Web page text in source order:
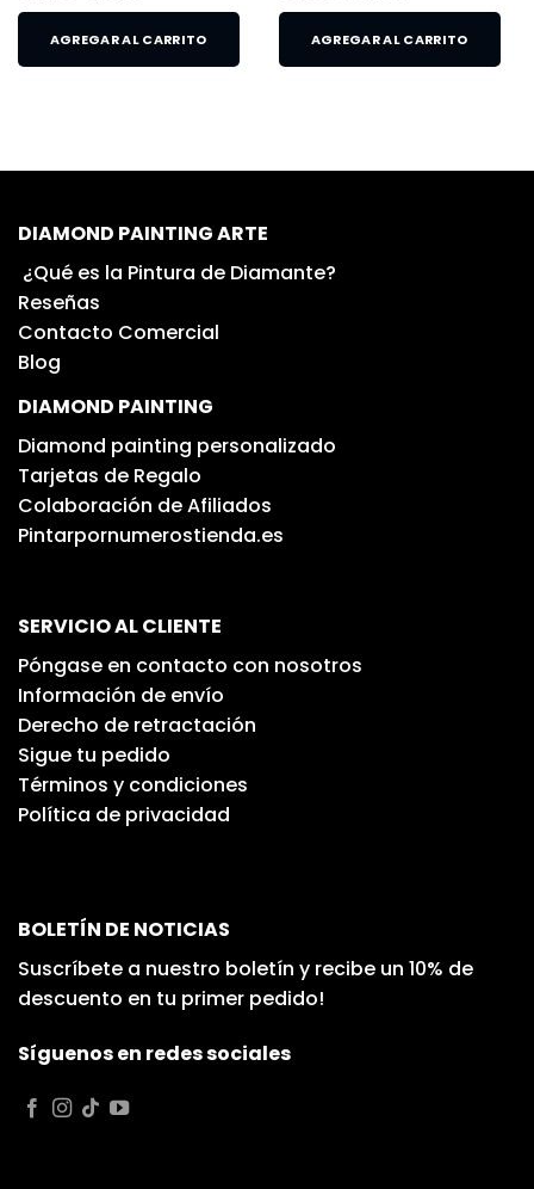
AGREGAR AL CARRITO AGREGAR AL CARRITO
DIAMOND PAINTING ARTE
¿Qué es la Pintura de Diamante?
Reseñas
Contacto Comercial
Blog
DIAMOND PAINTING
Diamond painting personalizado
Tarjetas de Regalo
Colaboración de Afiliados
Pintarpornumerostienda.es
SERVICIO AL CLIENTE
Póngase en contacto con nosotros
Información de envío
Derecho de retractación
Sigue tu pedido
Términos y condiciones
Política de privacidad
BOLETÍN DE NOTICIAS
Suscríbete a nuestro boletín y recibe un 10% de
descuento en tu primer pedido!
Síguenos en redes sociales